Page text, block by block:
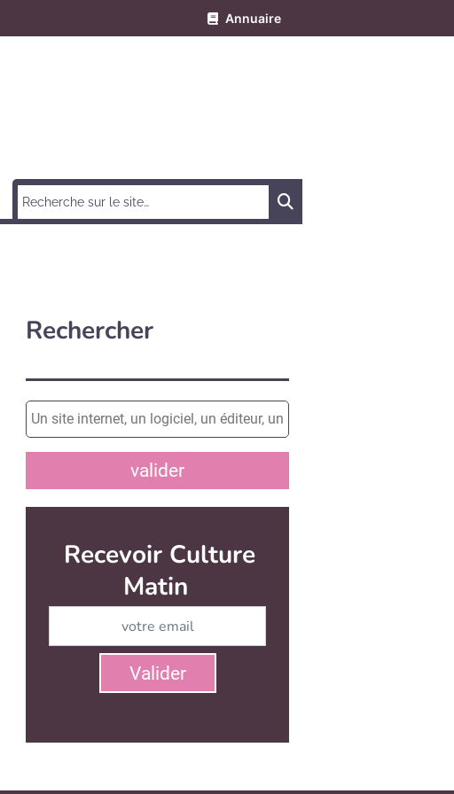
Annuaire
Rechercher
valider
Recevoir Culture
Matin
Valider